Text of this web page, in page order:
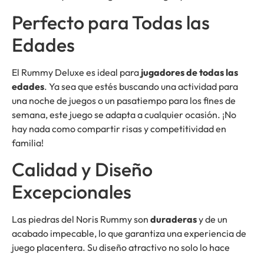
Perfecto para Todas las
Edades
El Rummy Deluxe es ideal para jugadores de todas las
edades. Ya sea que estés buscando una actividad para
una noche de juegos o un pasatiempo para los fines de
semana, este juego se adapta a cualquier ocasión. ¡No
hay nada como compartir risas y competitividad en
familia!
Calidad y Diseño
Excepcionales
Las piedras del Noris Rummy son duraderasy de un
acabado impecable, lo que garantiza una experiencia de
juego placentera. Su diseño atractivo no solo lo hace